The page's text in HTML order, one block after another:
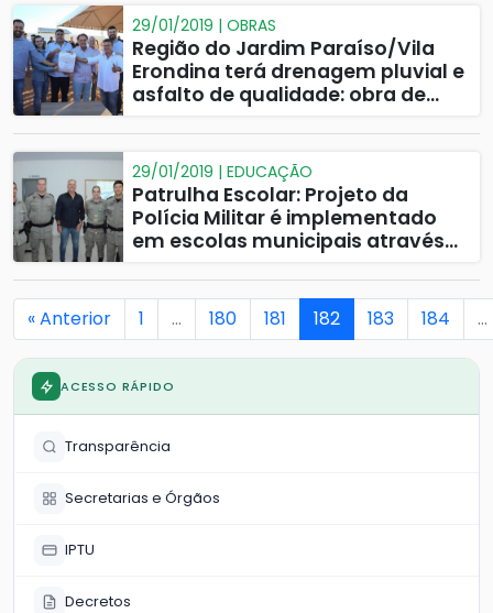
29/01/2019 | OBRAS
Região do Jardim Paraíso/Vila
Erondina terá drenagem pluvial e
asfalto de qualidade: obra de
29/01/2019 | EDUCAÇÃO
Patrulha Escolar: Projeto da
Polícia Militar é implementado
em escolas municipais através
« Anterior 1 … 180 181 182 183 184 …
ACESSO RÁPIDO
Transparência
Secretarias e Órgãos
IPTU
Decretos